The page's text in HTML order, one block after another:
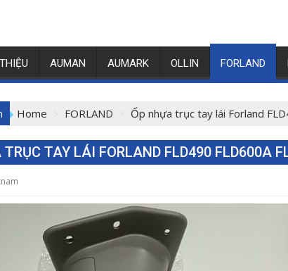
AUMAN AUMARK OLLIN FORLAND
Home FORLAND Ốp nhựa trục tay lái Forland
TRỤC TAY LÁI FORLAND FLD490 FLD600A